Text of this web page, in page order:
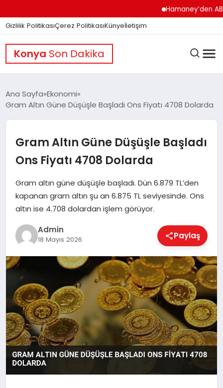
Hamaney’den
Gizlilik PolitikasıÇerez PolitikasıKünyeİletişim
Konya Son Dakika
GÜNDEM
DÜNYA
EĞITIM
EKONOMI
MAGAZIN
SAĞLIK
SPOR
TEKNOLOJI
Ana Sayfa Ekonomi
Gram Altın Güne Düşüşle Başladı Ons Fiyatı 4708 Dolarda
Gram Altın Güne Düşüşle Başladı
Ons Fiyatı 4708 Dolarda
Gram altın güne düşüşle başladı. Dün 6.879 TL’den
kapanan gram altın şu an 6.875 TL seviyesinde. Ons
altın ise 4.708 dolardan işlem görüyor.
Admin
18 Mayıs 2026 Paylaş